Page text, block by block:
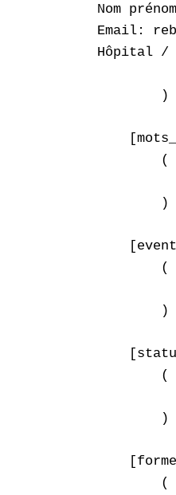
Nom
Email:
Hôpital /
        )
        (
        )
        (
        )
        (
        )
        (